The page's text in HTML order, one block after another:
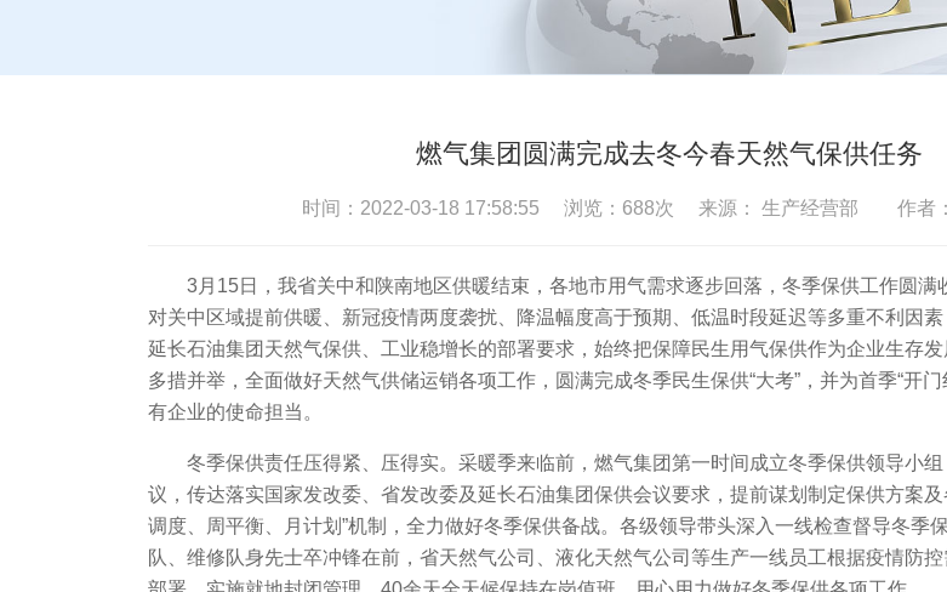
燃气集团圆满完成去冬今春天然气保供任务
时间：2022-03-18 17:58:55 浏览： 688次 来源： 生产经营部 作者
3月15日，我省关中和陕南地区供暖结束，各地市用气需求逐步回落，冬季保供工作圆满
对关中区域提前供暖、新冠疫情两度袭扰、降温幅度高于预期、低温时段延迟等多重不利因
延长石油集团天然气保供、工业稳增长的部署要求，始终把保障民生用气保供作为企业生存发
多措并举，全面做好天然气供储运销各项工作，圆满完成冬季民生保供“大考”，并为首季“开
有企业的使命担当。
冬季保供责任压得紧、压得实。采暖季来临前，燃气集团第一时间成立冬季保供领导小
议，传达落实国家发改委、省发改委及延长石油集团保供会议要求，提前谋划制定保供方案及
调度、周平衡、月计划”机制，全力做好冬季保供备战。各级领导带头深入一线检查督导冬季
队、维修队身先士卒冲锋在前，省天然气公司、液化天然气公司等生产一线员工根据疫情防